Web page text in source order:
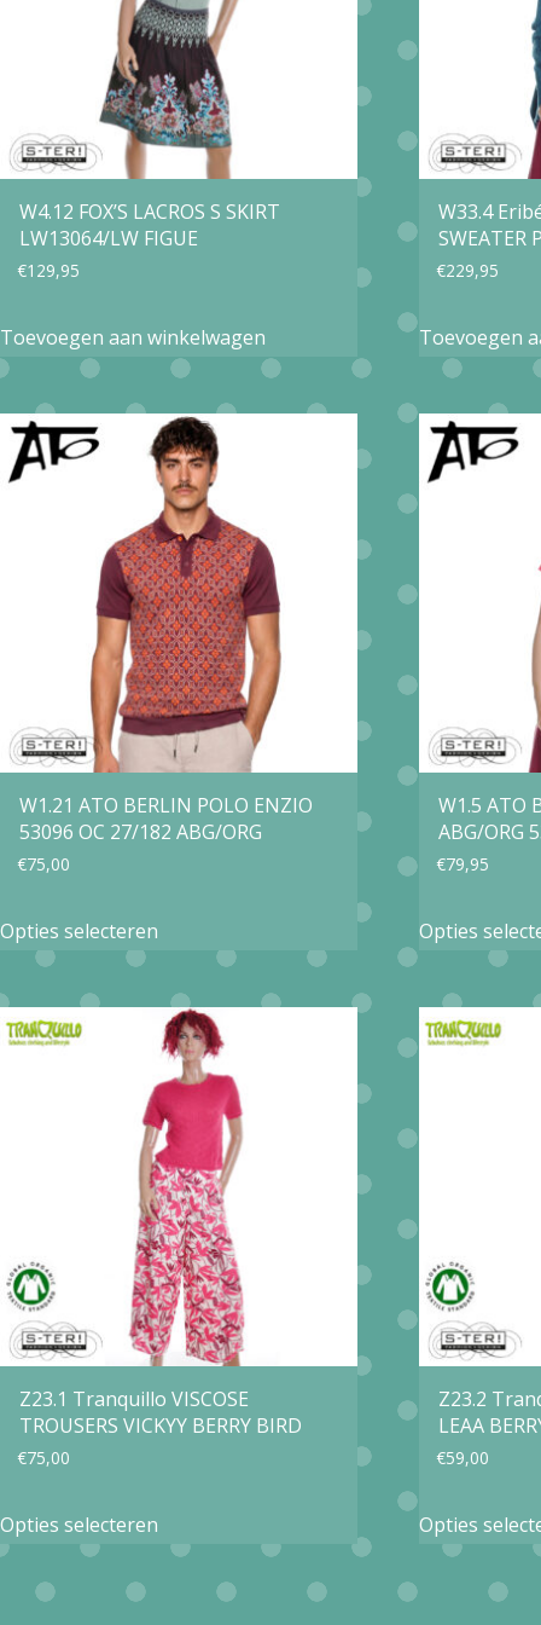
gekozen
worden
op
de
productpagina
W4.12 FOX’S LACROS S SKIRT
LW13064/LW FIGUE
€129,95
Toevoegen aan winkelwagen
W33.4
SWEATER
€229,95
Toevoegen
W1.21 ATO BERLIN POLO ENZIO
53096 OC 27/182 ABG/ORG
€75,00
Opties selecteren
product
heeft
meerdere
variaties.
Deze
optie
kan
gekozen
worden
op
de
productpagina
W1.5 ATO
ABG/ORG
€79,95
Opties
Z23.1 Tranquillo VISCOSE
TROUSERS VICKYY BERRY BIRD
€75,00
Opties selecteren
Z23.2
LEAA
€59,00
Opties